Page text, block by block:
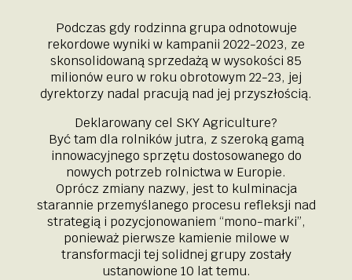
Podczas gdy rodzinna grupa odnotowuje
rekordowe wyniki w kampanii 2022-2023, ze
skonsolidowaną sprzedażą w wysokości 85
milionów euro w roku obrotowym 22-23, jej
dyrektorzy nadal pracują nad jej przyszłością.
Deklarowany cel SKY Agriculture?
Być tam dla rolników jutra, z szeroką gamą
innowacyjnego sprzętu dostosowanego do
nowych potrzeb rolnictwa w Europie.
Oprócz zmiany nazwy, jest to kulminacja
starannie przemyślanego procesu refleksji nad
strategią i pozycjonowaniem “mono-marki”,
ponieważ pierwsze kamienie milowe w
transformacji tej solidnej grupy zostały
ustanowione 10 lat temu.